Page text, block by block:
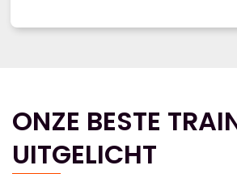
ONZE BESTE
UITGELICHT